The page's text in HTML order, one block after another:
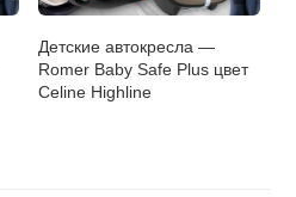
Детские автокресла —
Romer Baby Safe Plus цвет
Celine Highline